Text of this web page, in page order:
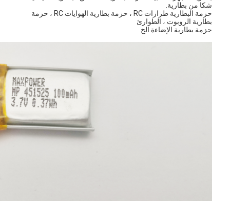
بطارية الليثيوم الأساسية
شكا من بطارية.
حزمة البطارية طرازات RC ، حزمة بطارية الهوايات RC ، حزمة
بطارية الروبوت ، الطوارئ
حزمة بطارية الإضاءة الخ